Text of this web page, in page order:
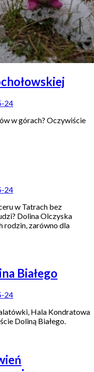
24
w górach? Oczywiście
24
w Tatrach bez
Dolina Olczyska
rodzin, zarówno dla
Białego
24
Hala Kondratowa
Doliną Białego.